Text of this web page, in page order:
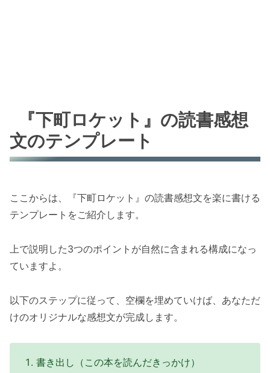
『下町ロケット』の読書感想
文のテンプレート
ここからは、『下町ロケット』の読書感想文を楽に書ける
テンプレートをご紹介します。
上で説明した3つのポイントが自然に含まれる構成になっ
ていますよ。
以下のステップに従って、空欄を埋めていけば、あなただ
けのオリジナルな感想文が完成します。
書き出し（この本を読んだきっかけ）